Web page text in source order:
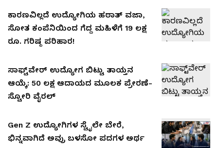
ಕಾರಣವಿಲ್ಲದೆ ಉದ್ಯೋಗಿಯ ಹಠಾತ್ ವಜಾ,
ಸೋತ ಕಂಪೆನಿಯಿಂದ ಗೆದ್ದ ಮಹಿಳೆಗೆ 19 ಲಕ್ಷ
ರೂ. ಗರಿಷ್ಠ ಪರಿಹಾರ!
ಸಾಫ್ಟ್​ವೇರ್​ ಉದ್ಯೋಗ ಬಿಟ್ಟು ತಾಯ್ತನ
ಆಯ್ಕೆ: 50 ಲಕ್ಷ ಆದಾಯದ ಮೂಲಕ ಪ್ರೇರಣೆ-
ಸ್ಟೋರಿ ವೈರಲ್​
Gen Z ಉದ್ಯೋಗಿಗಳ ಸ್ಟೈಲೇ ಬೇರೆ,
ಭಿನ್ನವಾಗಿದೆ ಅವ್ರು ಬಳಸೋ ಪದಗಳ ಅರ್ಥ